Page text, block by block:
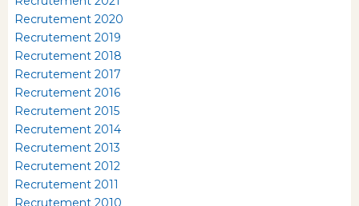
Recrutement 2020
Recrutement 2019
Recrutement 2018
Recrutement 2017
Recrutement 2016
Recrutement 2015
Recrutement 2014
Recrutement 2013
Recrutement 2012
Recrutement 2011